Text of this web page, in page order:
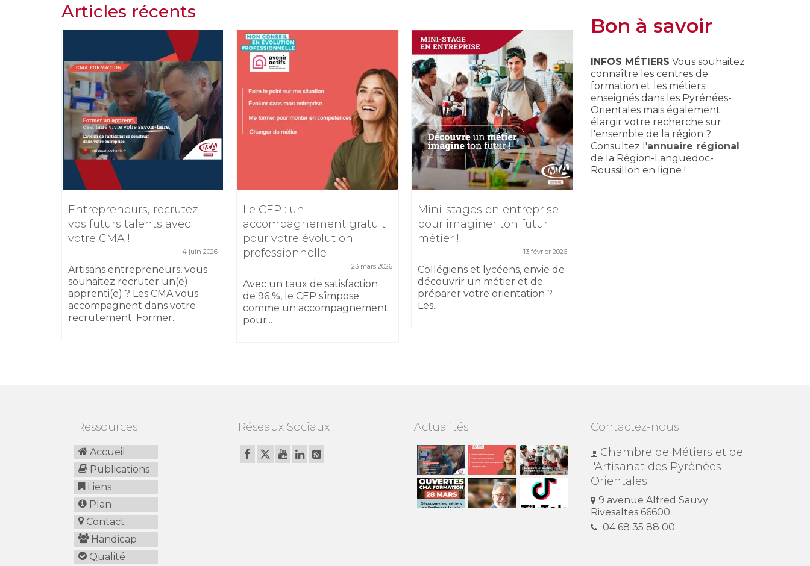
Articles récents
Entrepreneurs, recrutez
vos futurs talents avec
votre CMA !
4 juin 2026
Artisans entrepreneurs, vous
souhaitez recruter un(e)
apprenti(e) ? Les CMA vous
accompagnent dans votre
recrutement. Former...
Le CEP : un
accompagnement gratuit
pour votre évolution
professionnelle
23 mars 2026
Avec un taux de satisfaction
de 96 %, le CEP s’impose
comme un accompagnement
pour...
Mini-stages en entreprise
pour imaginer ton futur
métier !
13 février 2026
Collégiens et lycéens, envie de
découvrir un métier et de
préparer votre orientation ?
Les...
Bon à savoir
INFOS MÉTIERS Vous souhaitez
connaître les centres de
formation et les métiers
enseignés dans les Pyrénées-
Orientales mais également
élargir votre recherche sur
l'ensemble de la région ?
Consultez l'annuaire régional
de la Région-Languedoc-
Roussillon en ligne !
Ressources
Accueil
Publications
Liens
Plan
Contact
Handicap
Qualité
Réseaux Sociaux Actualités
Contactez-nous
Chambre de Métiers et de
l'Artisanat des Pyrénées-
Orientales
9 avenue Alfred Sauvy
Rivesaltes 66600
04 68 35 88 00